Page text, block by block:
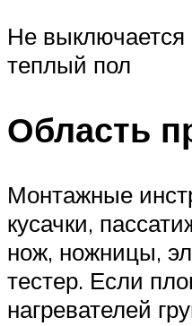
Не выключается
теплый пол
Область
Монтажные
кусачки,
нож, ножницы,
тестер. Если
нагревателей